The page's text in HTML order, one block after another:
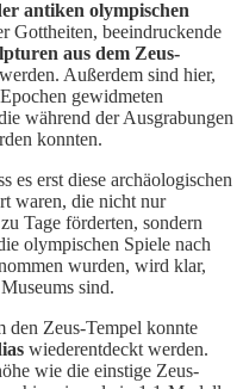
antiken olympischen
Gottheiten, beeindruckende
aus dem Zeus-
Außerdem sind hier,
gewidmeten
während der Ausgrabungen
konnten.
es erst diese archäologischen
waren, die nicht nur
Tage förderten, sondern
olympischen Spiele nach
wurden, wird klar,
sind.
den Zeus-Tempel konnte
wiederentdeckt werden.
wie die einstige Zeus-